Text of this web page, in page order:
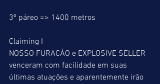
3º páreo => 1400 metros
Claiming I
NOSSO FURACÃO e EXPLOSIVE SELLER
venceram com facilidade em suas
últimas atuações e aparentemente irão